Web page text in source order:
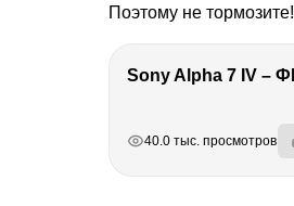
Поэтому не тормозите!
40.0 тыс. просмотров